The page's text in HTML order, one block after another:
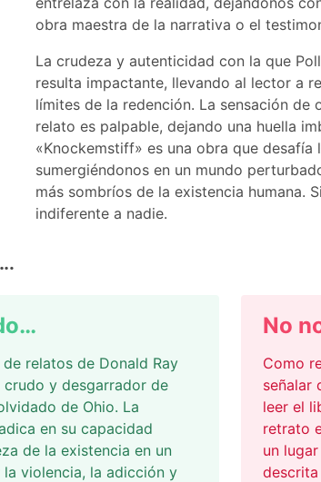
obra maestra de la narrativa o el
La crudeza y autenticidad con la que
resulta impactante, llevando al lector a
límites de la redención. La sensación de
relato es palpable, dejando una huella
«Knockemstiff» es una obra que
sumergiéndonos en un mundo
más sombríos de la existencia humana.
indiferente a nadie.
relatos de Donald Ray
y desgarrador de
de Ohio. La
en su capacidad
de la existencia en un
violencia, la adicción y
No
Como
señalar
leer el
retrato
un